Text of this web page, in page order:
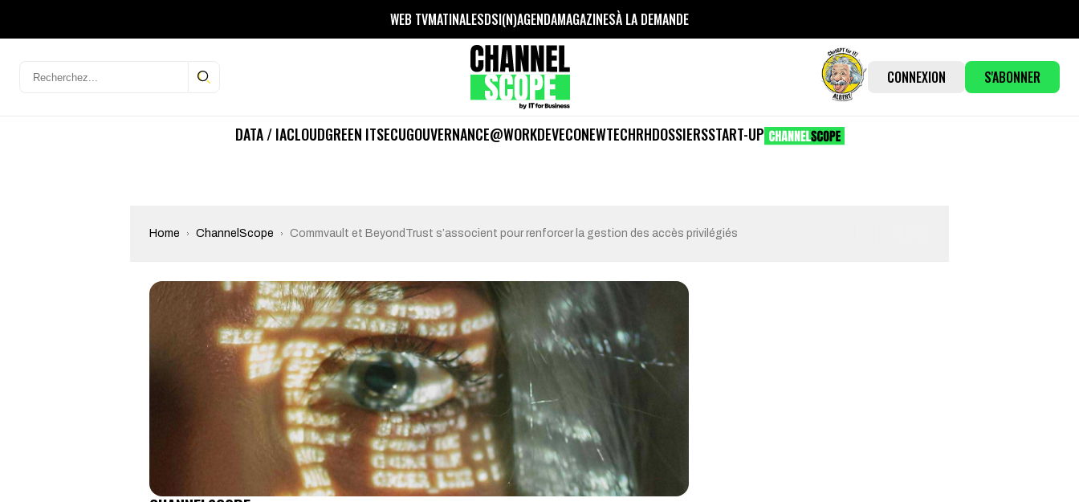
WEB TVMATINALESDSI(N)AGENDAMAGAZINESÀ LA DEMANDE
CONNEXION S'ABONNER
DATA / IACLOUDGREEN ITSECUGOUVERNANCE@WORKDEVECONEWTECHRHDOSSIERSSTART-UP
Home ChannelScope Commvault et BeyondTrust s’associent pour renforcer la gestion des accès privilégiés